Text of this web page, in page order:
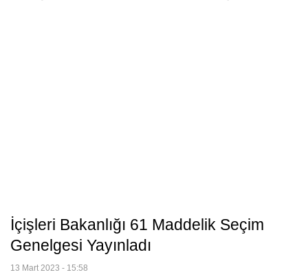
İçişleri Bakanlığı 61 Maddelik Seçim
Genelgesi Yayınladı
13 Mart 2023 - 15:58